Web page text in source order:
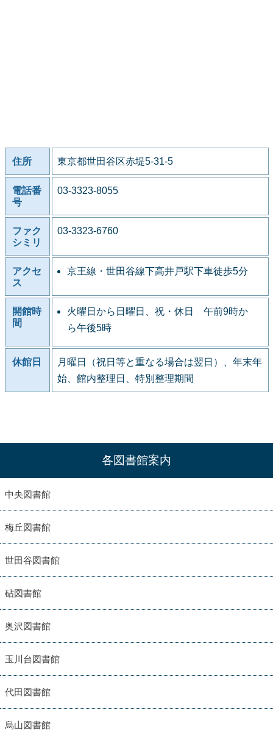
住所 東京都世田谷区赤堤5-31-5
電話番
号
03-3323-8055
ファク
シミリ
03-3323-6760
アクセ
ス
京王線・世田谷線下高井戸駅下車徒歩5分
開館時
間
火曜日から日曜日、祝・休日 午前9時か
ら午後5時
休館日
月曜日（祝日等と重なる場合は翌日）、年末年
始、館内整理日、特別整理期間
各図書館案内
中央図書館
梅丘図書館
世田谷図書館
砧図書館
奥沢図書館
玉川台図書館
代田図書館
烏山図書館